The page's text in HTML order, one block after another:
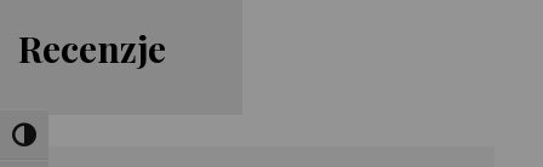
Toggle High Contrast
Recenzje